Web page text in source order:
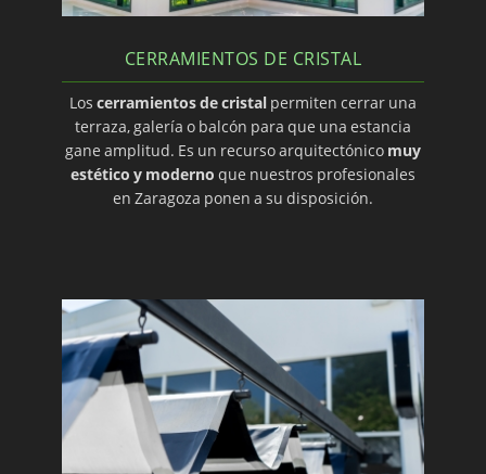
CERRAMIENTOS DE CRISTAL
Los cerramientos de cristalpermiten cerrar una
terraza, galería o balcón para que una estancia
gane amplitud. Es un recurso arquitectónico muy
estético y moderno que nuestros profesionales
en Zaragoza ponen a su disposición.